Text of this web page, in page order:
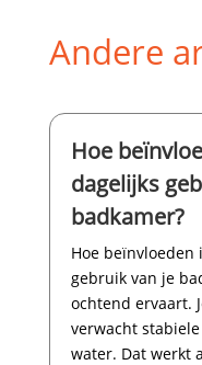
Andere
Hoe
dagelijks
badkamer?
Hoe
gebruik van je
ochtend ervaart.​
verwacht
water.​ Dat werkt